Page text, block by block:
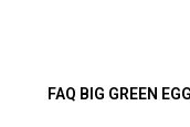
FAQ BIG GREEN